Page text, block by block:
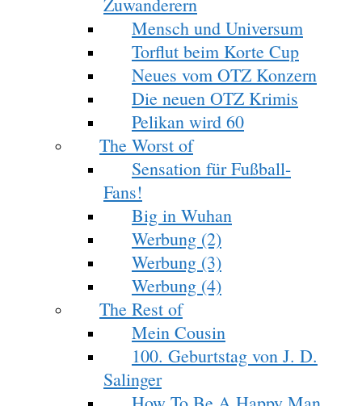
Mensch und Universum
Torflut beim Korte Cup
Neues vom OTZ Konzern
Die neuen OTZ Krimis
Pelikan wird 60
The Worst of
Sensation für Fußball-
Fans!
Big in Wuhan
Werbung (2)
Werbung (3)
Werbung (4)
The Rest of
Mein Cousin
100. Geburtstag von J. D.
Salinger